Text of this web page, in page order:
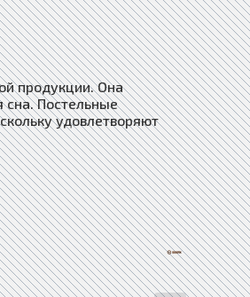
продукции. Она
сна. Постельные
удовлетворяют